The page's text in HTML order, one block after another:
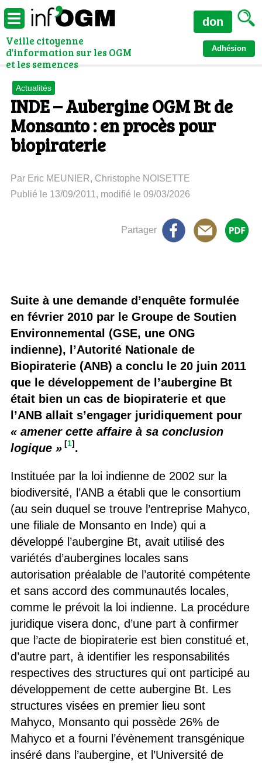
Veille citoyenne
d'information sur les OGM
et les semences
Adhésion
don
Actualités
INDE – Aubergine OGM Bt de
Monsanto : en procès pour
biopiraterie
Par Eric MEUNIER, Christophe NOISETTE
Publié le 13/09/2011, modifié le 09/03/2026
Partager
Suite à une demande d’enquête formulée
en février 2010 par le Groupe de Soutien
Environnemental (GSE, une ONG
indienne), l’Autorité Nationale de
Biopiraterie (ANB) a conclu le 20 juin 2011
que le développement de l’aubergine Bt
était bien un cas de biopiraterie et que
l’ANB allait s’engager juridiquement pour
« amener cette affaire à sa conclusion
logique » [1].
Instituée par la loi indienne de 2002 sur la
biodiversité, l’ANB a établi que le consortium
(au sein duquel se trouve l’entreprise Mahyco,
une filiale de Monsanto en Inde) qui a
développé l’aubergine Bt, avait utilisé des
variétés d’aubergines locales sans
autorisation préalable de l’autorité compétente
et sans accord des communautés locales,
comme le prévoit la loi indienne. La procédure
juridique visera donc, d’une part à confirmer
que l’acte de biopiraterie est bien constitué et,
d’autre part, à identifier les responsabilités
respectives des structures qui ont participé au
développement de cette aubergine Bt. Les
structures visées en premier lieu sont
Mahyco, Monsanto qui possède 26% de
Mahyco et a fourni l’évènement transgénique
inséré dans l’aubergine, et l’Université de